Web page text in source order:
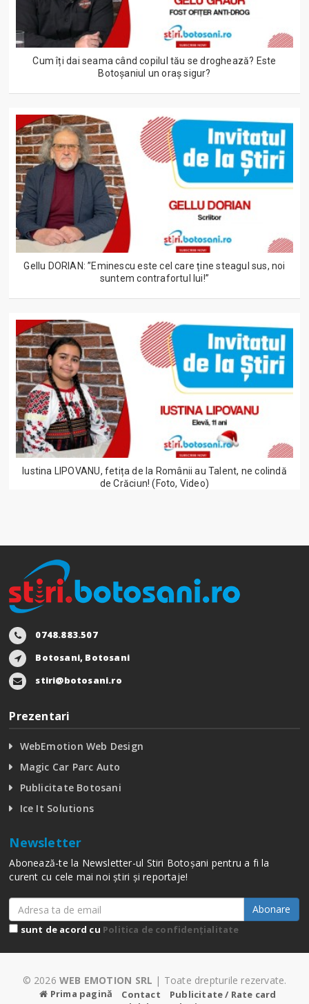
Cum îți dai seama când copilul tău se droghează? Este
Botoșaniul un oraș sigur?
Gellu DORIAN: ”Eminescu este cel care ține steagul sus, noi
suntem contrafortul lui!”
Iustina LIPOVANU, fetița de la Românii au Talent, ne colindă
de Crăciun! (Foto, Video)
0748.883.507
Botosani, Botosani
stiri@botosani.ro
Prezentari
WebEmotion Web Design
Magic Car Parc Auto
Publicitate Botosani
Ice It Solutions
Newsletter
Abonează-te la Newsletter-ul Stiri Botoșani pentru a fi la
curent cu cele mai noi știri și reportaje!
Abonare
sunt de acord cu Politica de confidențialitate
© 2026 WEB EMOTION SRL | Toate drepturile rezervate.
Prima pagină Contact
Publicitate / Rate card